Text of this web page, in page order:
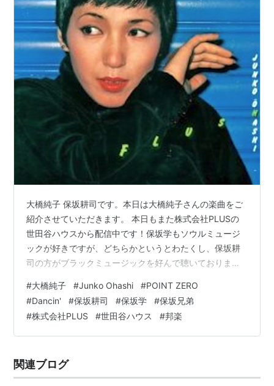
大橋純子 保坂耕司です。本日は大橋純子さんの楽曲をご
紹介させていただきます。 本日もまた株式会社PLUSの
世田谷ハウスから配信中です！保坂学もソウルミュージ
ックが好きですが、どちらかというとわたくし、保坂耕
司の方がブラックミュージックを好んで聴いておりま
が多く見受けられますが、歌唱力抜群でソウルフルな楽
曲も多い方なんです。私はその中でも特に好きな曲をご
紹介したいと思います。まず初めに大橋さんの音楽家と
しての活動を少し覗いてみたいと思います。大橋さんは
音楽サークルでバンド活動をしながら…
#大橋純子 #Junko Ohashi #POINT ZERO
#Dancin' #保坂耕司 #保坂学 #保坂兄弟
#株式会社PLUS #世田谷ハウス #邦楽
関連ブログ